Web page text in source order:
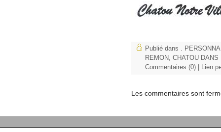
Publié dans .
REMON, CHATOU
Commentaires (0)
Lien
Les commentaires sont